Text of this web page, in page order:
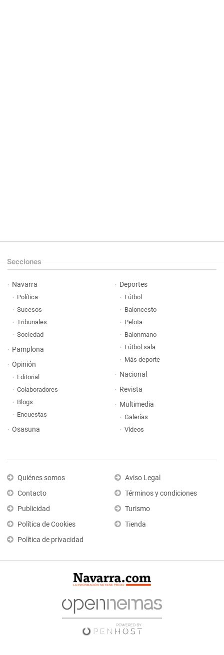
Secciones
Navarra
Política
Sucesos
Tribunales
Sociedad
Pamplona
Opinión
Editorial
Colaboradores
Blogs
Encuestas
Osasuna
Deportes
Fútbol
Baloncesto
Pelota
Balonmano
Fútbol sala
Más deporte
Nacional
Revista
Multimedia
Galerías
Vídeos
Quiénes somos
Contacto
Publicidad
Política de Cookies
Política de privacidad
Aviso Legal
Términos y condiciones
Turismo
Tienda